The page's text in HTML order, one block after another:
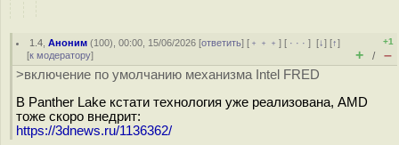
1.4 ,Аноним (100), 00:00, 15/06/2026 [ответить] [ ﹢﹢﹢] [ · · ·][↓] [↑]
[к модератору]
+1
+ / –
>включение по умолчанию механизма Intel FRED
В Panther Lake кстати технология уже реализована, AMD
тоже скоро внедрит:
https://3dnews.ru/1136362/